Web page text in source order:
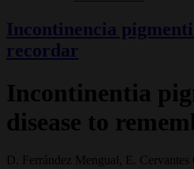
Incontinencia
recordar
Incontinentia
disease to
D. Ferrández Mengual, E.